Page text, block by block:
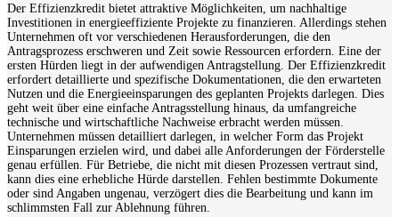
Der Effizienzkredit bietet attraktive Möglichkeiten, um nachhaltige
Investitionen in energieeffiziente Projekte zu finanzieren. Allerdings stehen
Unternehmen oft vor verschiedenen Herausforderungen, die den
Antragsprozess erschweren und Zeit sowie Ressourcen erfordern. Eine der
ersten Hürden liegt in der aufwendigen Antragstellung. Der Effizienzkredit
erfordert detaillierte und spezifische Dokumentationen, die den erwarteten
Nutzen und die Energieeinsparungen des geplanten Projekts darlegen. Dies
geht weit über eine einfache Antragsstellung hinaus, da umfangreiche
technische und wirtschaftliche Nachweise erbracht werden müssen.
Unternehmen müssen detailliert darlegen, in welcher Form das Projekt
Einsparungen erzielen wird, und dabei alle Anforderungen der Förderstelle
genau erfüllen. Für Betriebe, die nicht mit diesen Prozessen vertraut sind,
kann dies eine erhebliche Hürde darstellen. Fehlen bestimmte Dokumente
oder sind Angaben ungenau, verzögert dies die Bearbeitung und kann im
schlimmsten Fall zur Ablehnung führen.